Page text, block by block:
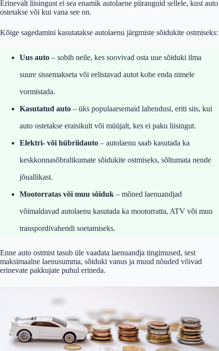
Erinevalt liisingust ei sea enamik autolaene piiranguid sellele, kust auto
ostetakse või kui vana see on.
Kõige sagedamini kasutatakse autolaenu järgmiste sõidukite ostmiseks:
Uus auto – sobib neile, kes soovivad osta uue sõiduki ilma
suure sissemakseta või eelistavad autot kohe enda nimele
vormistada.
Kasutatud auto – üks populaarsemaid lahendusi, eriti siis, kui
auto ostetakse eraisikult või müüjalt, kes ei paku liisingut.
Elektri- või hübriidauto – autolaenu saab kasutada ka
keskkonnasõbralikumate sõidukite ostmiseks, sõltumata nende
jõuallikast.
Mootorratas või muu sõiduk – mõned laenuandjad
võimaldavad autolaenu kasutada ka mootorratta, ATV või muu
transpordivahendi soetamiseks.
Enne auto ostmist tasub üle vaadata laenuandja tingimused, sest
maksimaalne laenusumma, sõiduki vanus ja muud nõuded võivad
erinevate pakkujate puhul erineda.